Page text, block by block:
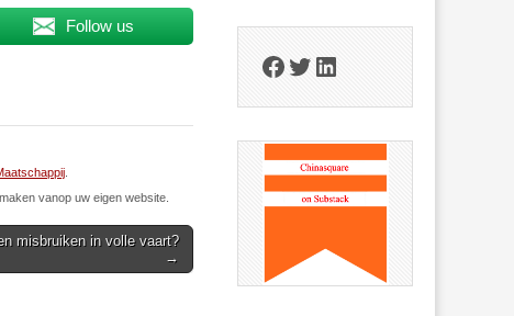
Follow us
maken vanop uw eigen website.
misbruiken in volle vaart?
→
Facebook
Twitter
LinkedIn